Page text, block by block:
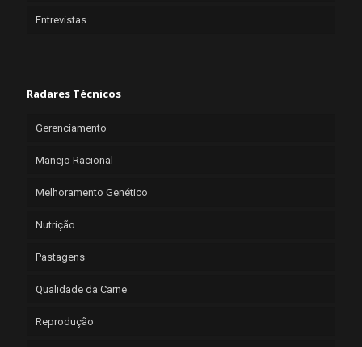
Entrevistas
Radares Técnicos
Gerenciamento
Manejo Racional
Melhoramento Genético
Nutrição
Pastagens
Qualidade da Carne
Reprodução